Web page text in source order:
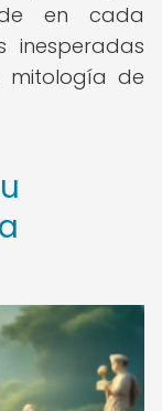
en cada
inesperadas
mitología de